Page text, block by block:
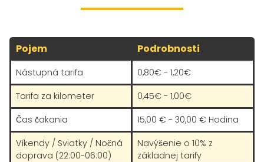
Pojem Podrobnosti
Nástupná tarifa
0,80€ - 1,20€
Tarifa za kilometer
0,45€ - 1,00€
Čas čakania
15,00 € - 30,00 € Hodina
Víkendy / Sviatky / Nočná
doprava (22:00-06:00)
Navýšenie o 10% z
základnej tarify